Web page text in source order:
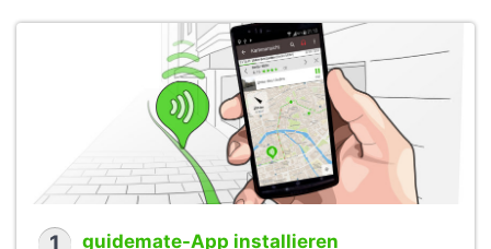
guidemate-App installieren